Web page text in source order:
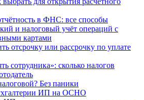
в ФНС: все способы
и налоговый учёт операций с
картами
отсрочку или рассрочку по уплате
сотрудника»: сколько налогов
Без паники
ИП на ОСНО